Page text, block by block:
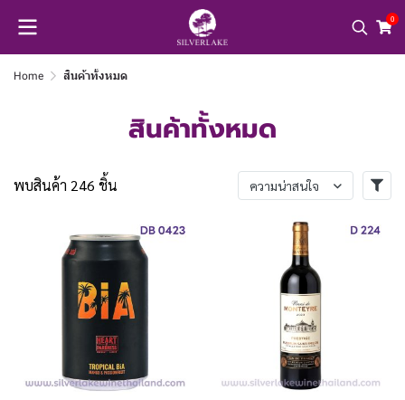
0
Home สินค้าทั้งหมด
สินค้าทั้งหมด
พบสินค้า 246 ชิ้น ความน่าสนใจ